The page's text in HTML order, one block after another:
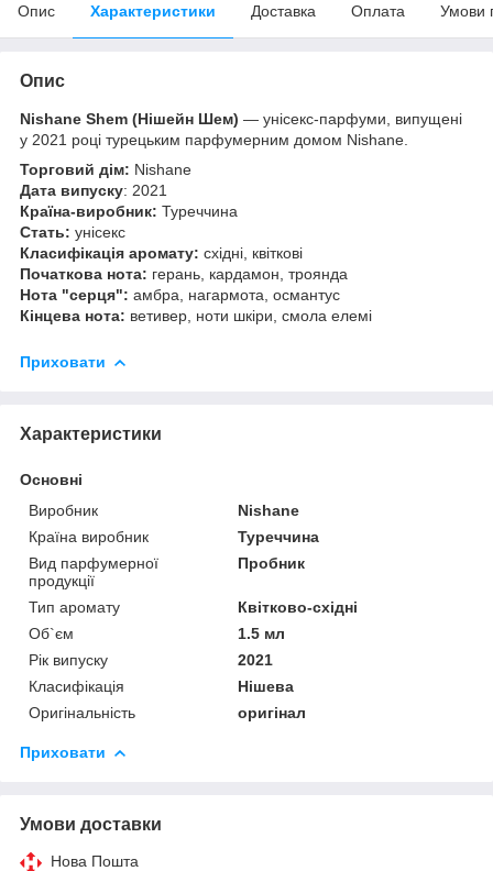
Опис Характеристики Доставка Оплата Умови
Опис
Nishane Shem (Нішейн Шем) — унісекс-парфуми, випущені
у 2021 році турецьким парфумерним домом Nishane.
Торговий дім: Nishane
Дата випуску: 2021
Країна-виробник: Туреччина
Стать: унісекс
Класифікація аромату: східні, квіткові
Початкова нота: герань, кардамон, троянда
Нота "серця": амбра, нагармота, османтус
Кінцева нота: ветивер, ноти шкіри, смола елемі
Приховати
Характеристики
Основні
Виробник
Nishane
Країна виробник
Туреччина
Вид парфумерної
продукції
Пробник
Тип аромату
Квітково-східні
Об`єм
1.5 мл
Рік випуску
2021
Класифікація
Нішева
Оригінальність
оригінал
Приховати
Умови доставки
Нова Пошта